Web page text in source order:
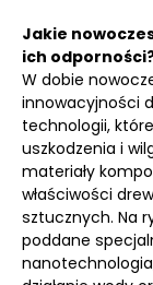
Jakie
ich
W dobie
innowacyjności
technologii,
uszkodzenia i
materiały
właściwości
sztucznych. Na
poddane